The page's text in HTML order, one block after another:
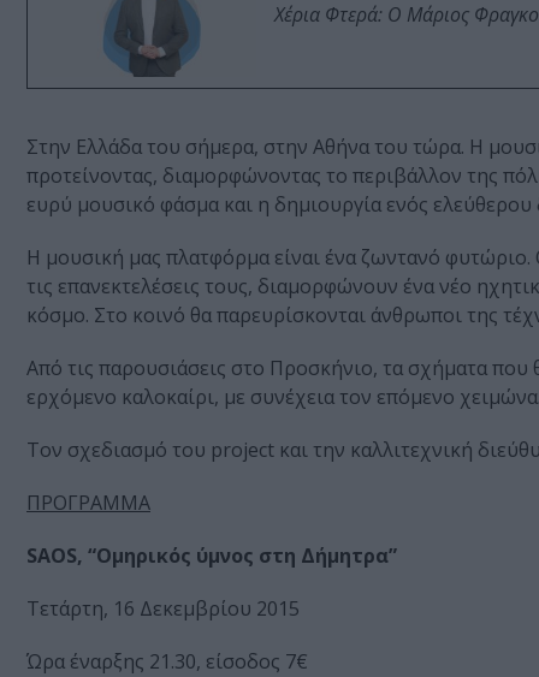
Χέρια Φτερά: Ο Μάριος
Στην Ελλάδα του σήμερα, στην Αθήνα του τώρα. Η
προτείνοντας, διαμορφώνοντας το περιβάλλον της
ευρύ μουσικό φάσμα και η δημιουργία ενός
Η μουσική μας πλατφόρμα είναι ένα ζωντανό φυτώριο.
τις επανεκτελέσεις τους, διαμορφώνουν ένα νέο
κόσμο. Στο κοινό θα παρευρίσκονται άνθρωποι της
Από τις παρουσιάσεις στο Προσκήνιο, τα σχήματα
ερχόμενο καλοκαίρι, με συνέχεια τον επόμενο χειμώνα.
Τον σχεδιασμό του project και την καλλιτεχνική
ΠΡΟΓΡΑΜΜΑ
SAOS, “Ομηρικός ύμνος στη Δήμητρα”
Τετάρτη, 16 Δεκεμβρίου 2015
Ώρα έναρξης 21.30, είσοδος 7€